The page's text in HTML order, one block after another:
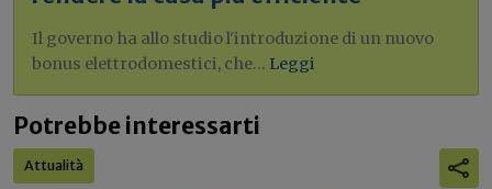
Il governo ha allo studio l'introduzione di un nuovo
bonus elettrodomestici, che... Leggi
Potrebbe interessarti
Attualità